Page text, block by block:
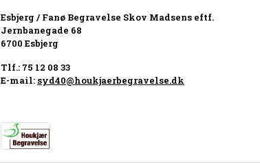
Esbjerg / Fanø Begravelse Skov Madsens eftf.
Jernbanegade 68
6700 Esbjerg
Tlf.: 75 12 08 33
E-mail: syd40@houkjaerbegravelse.dk